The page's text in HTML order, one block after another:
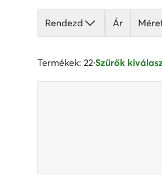
Rendezd Ár
Termékek: 22·Szűrők